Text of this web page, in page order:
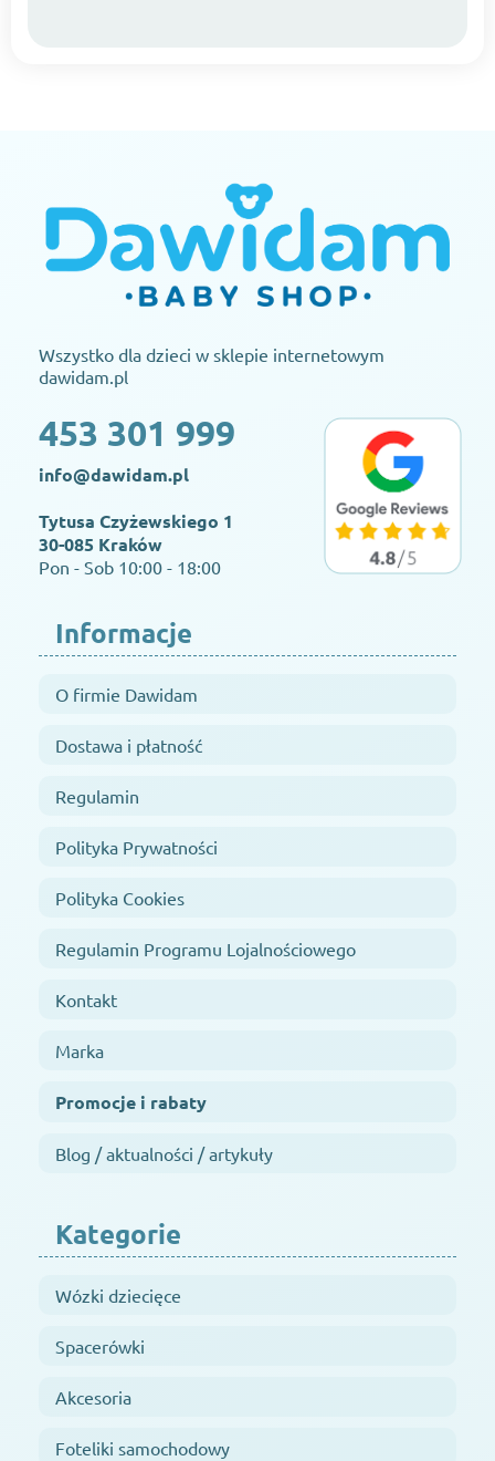
Wszystko dla dzieci w sklepie internetowym
dawidam.pl
453 301 999
info@dawidam.pl
Tytusa Czyżewskiego 1
30-085 Kraków
Pon - Sob 10:00 - 18:00
Informacje
O firmie Dawidam
Dostawa i płatność
Regulamin
Polityka Prywatności
Polityka Cookies
Regulamin Programu Lojalnościowego
Kontakt
Marka
Promocje i rabaty
Blog / aktualności / artykuły
Kategorie
Wózki dziecięce
Spacerówki
Akcesoria
Foteliki samochodowy